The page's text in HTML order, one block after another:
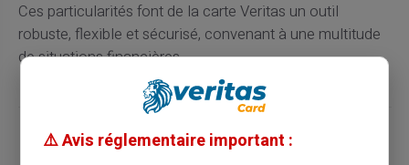
Ces particularités font de la carte Veritas un outil
robuste, flexible et sécurisé, convenant à une multitude
de situations financières.
Partager cet article
⚠️ Avis réglementaire important :